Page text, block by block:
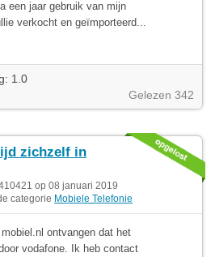
een jaar gebruik van mijn
verkocht en geïmporteerd...
1.0
Gelezen 342
zichzelf in
op 08 januari 2019
categorie Mobiele Telefonie
ontvangen dat het
vodafone. Ik heb contact